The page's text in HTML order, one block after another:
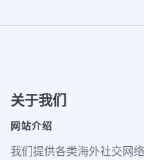
关于我们
网站介绍
我们提供各类海外社交网